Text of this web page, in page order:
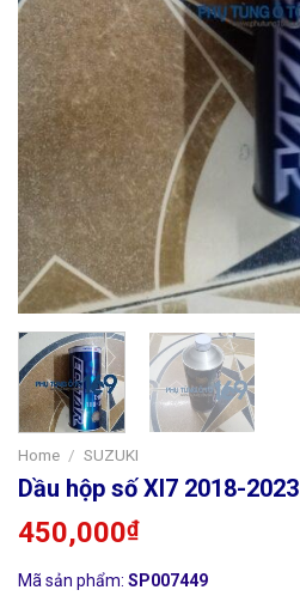
Home / SUZUKI
Dầu hộp số Xl7 2018-2023
450,000₫
Mã sản phẩm: SP007449